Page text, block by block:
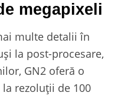
megapixeli
multe detalii în
la post-procesare,
GN2 oferă o
rezoluții de 100